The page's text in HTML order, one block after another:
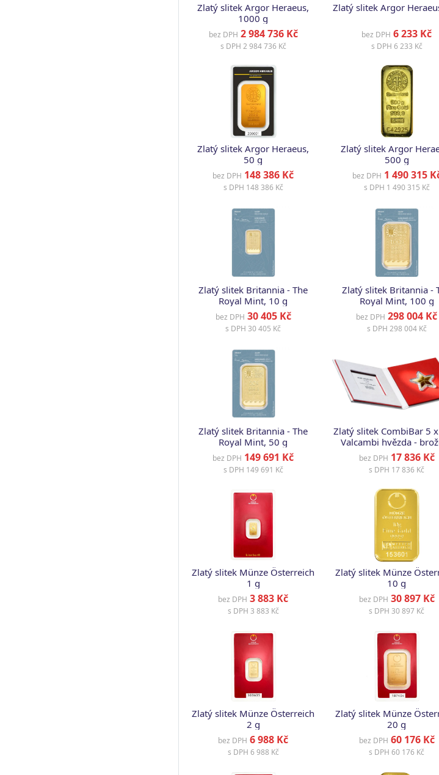
Zlatý slitek Argor Heraeus,
1000 g
bez DPH 2 984 736 Kč
s DPH 2 984 736 Kč
Zlatý slitek Argor
bez DPH 6 233 Kč
s DPH 6 233 Kč
Zlatý slitek Argor Heraeus,
50 g
bez DPH 148 386 Kč
s DPH 148 386 Kč
Zlatý slitek Argor
500 g
bez DPH 1 490 315
s DPH 1 490 315 Kč
Zlatý slitek Britannia - The
Royal Mint, 10 g
bez DPH 30 405 Kč
s DPH 30 405 Kč
Zlatý slitek Britannia -
Royal Mint, 100 g
bez DPH 298 004 Kč
s DPH 298 004 Kč
Zlatý slitek Britannia - The
Royal Mint, 50 g
bez DPH 149 691 Kč
s DPH 149 691 Kč
Zlatý slitek CombiBar 5
Valcambi hvězda -
bez DPH 17 836 Kč
s DPH 17 836 Kč
Zlatý slitek Münze Österreich
1 g
bez DPH 3 883 Kč
s DPH 3 883 Kč
Zlatý slitek Münze
10 g
bez DPH 30 897 Kč
s DPH 30 897 Kč
Zlatý slitek Münze Österreich
2 g
bez DPH 6 988 Kč
s DPH 6 988 Kč
Zlatý slitek Münze
20 g
bez DPH 60 176 Kč
s DPH 60 176 Kč